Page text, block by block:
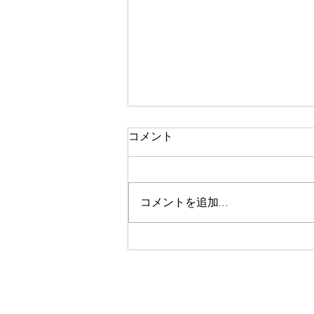
痩身、という言葉
コメント
コメントを追加…